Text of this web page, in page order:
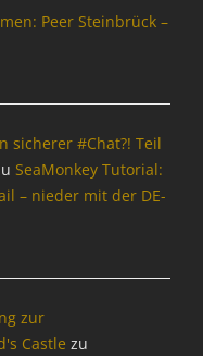
Peer Steinbrück –
sicherer #Chat?! Teil
SeaMonkey Tutorial:
– nieder mit der DE-
zur
Castle zu